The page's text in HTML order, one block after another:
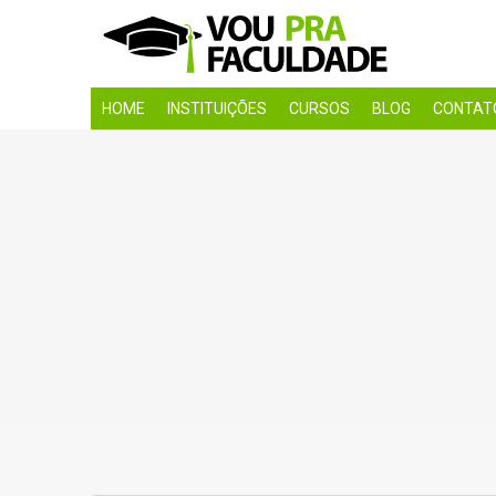
HOME INSTITUIÇÕES CURSOS BLOG